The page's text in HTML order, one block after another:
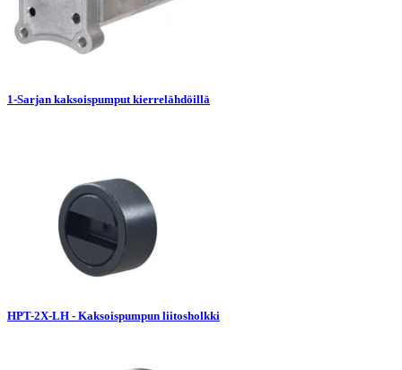
1-Sarjan kaksoispumput kierrelähdöillä
HPT-2X-LH - Kaksoispumpun liitosholkki